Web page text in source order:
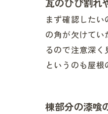
瓦のひび割れ
まず確認した
の角が欠けて
るので注意深
というのも屋根
棟部分の漆喰